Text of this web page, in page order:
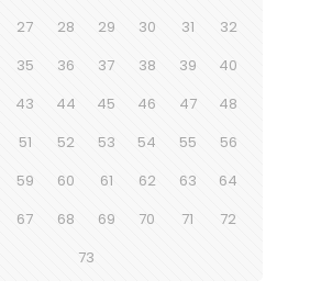
27 28 29 30 31
32
35 36 37 38 39
40
43 44 45 46 47
48
51 52 53 54 55
56
59 60 61 62 63
64
67 68 69 70 71
72
73